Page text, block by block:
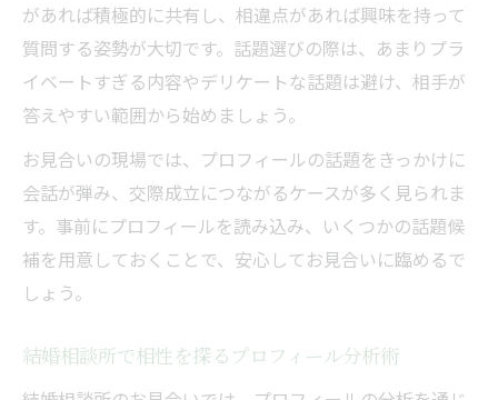
があれば積極的に共有し、相違点があれば興味を持って
質問する姿勢が大切です。話題選びの際は、あまりプラ
イベートすぎる内容やデリケートな話題は避け、相手が
答えやすい範囲から始めましょう。
お見合いの現場では、プロフィールの話題をきっかけに
会話が弾み、交際成立につながるケースが多く見られま
す。事前にプロフィールを読み込み、いくつかの話題候
補を用意しておくことで、安心してお見合いに臨めるで
しょう。
結婚相談所で相性を探るプロフィール分析術